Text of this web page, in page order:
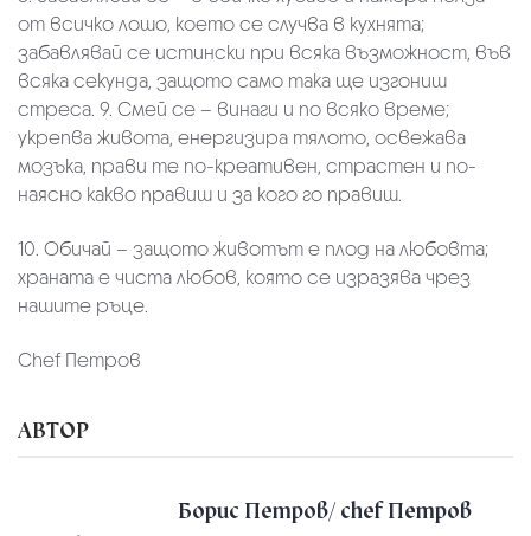
от всичко лошо, което се случва в кухнята;
забавлявай се истински при всяка възможност, във
всяка секунда, защото само така ще изгониш
стреса. 9. Смей се – винаги и по всяко време;
укрепва живота, енергизира тялото, освежава
мозъка, прави те по-креативен, страстен и по-
наясно какво правиш и за кого го правиш.
10. Обичай – защото животът е плод на любовта;
храната е чиста любов, която се изразява чрез
нашите ръце.
Chef Петров
АВТОР
Борис Петров/ chef Петров